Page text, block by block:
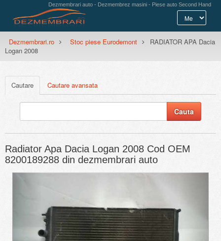
Dezmembrari auto - Dezmembrez masini - Piese auto Second Hand
Dezmembrari.ro Stoc piese Eurodemont
RADIATOR APA Dacia
Logan 2008
Cautare Cautare avansata
Radiator Apa Dacia Logan 2008 Cod OEM
8200189288 din dezmembrari auto